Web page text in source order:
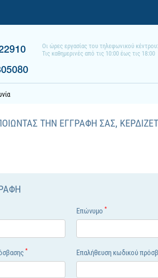
Οι ώρες εργασίας του τηλεφωνικού κέντρου:
Τις καθημερινές από τις 10:00 έως τις 18:00
ΤΗΝ ΕΓΓΡΑΦH ΣΑΣ,
Επώνυμο*
* Επαλήθευση κωδικού